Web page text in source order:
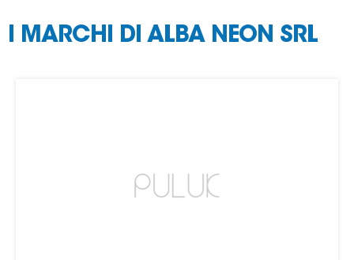
I MARCHI DI ALBA NEON SRL